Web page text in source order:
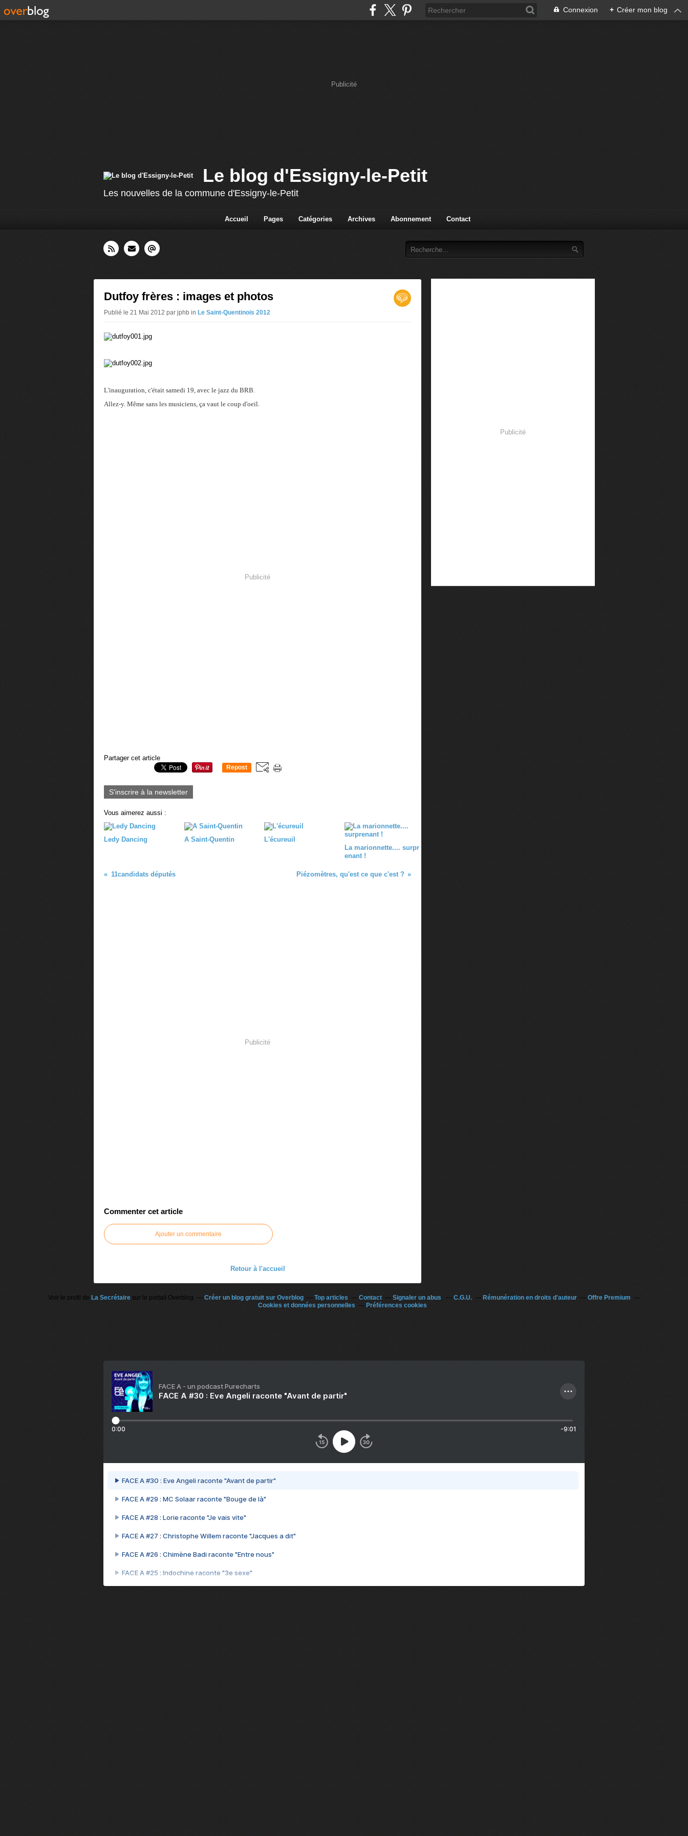
Connexion + Créer mon blog
Publicité
Le blog d'Essigny-le-Petit
Les nouvelles de la commune d'Essigny-le-Petit
Accueil Pages Catégories Archives Abonnement Contact
Dutfoy frères : images et photos
Publié le 21 Mai 2012 par jphb in Le Saint-Quentinois 2012
L'inauguration, c'était samedi 19, avec le jazz du BRB.
Allez-y. Même sans les musiciens, ça vaut le coup d'oeil.
Publicité
Partager cet article
Repost
S'inscrire à la newsletter
Vous aimerez aussi :
Ledy Dancing A Saint-Quentin
L'écureuil
La marionnette.... surpr
enant !
11candidats députés Piézomètres, qu'est ce que c'est ?
Publicité
Commenter cet article
Ajouter un commentaire
Retour à l'accueil
Publicité
Voir le profil de La Secrétaire sur le portail Overblog Créer un blog gratuit sur Overblog Top articles Contact Signaler un abus C.G.U. Rémunération en droits d'auteur
Offre Premium
Cookies et données personnelles
Préférences cookies
FACE A - un podcast Purecharts
FACE A #30 : Eve Angeli raconte "Avant de partir"
0:00 -9:01
FACE A #30 : Eve Angeli raconte "Avant de partir"
FACE A #29 : MC Solaar raconte "Bouge de là"
FACE A #28 : Lorie raconte "Je vais vite"
FACE A #27 : Christophe Willem raconte "Jacques a dit"
FACE A #26 : Chimène Badi raconte "Entre nous"
FACE A #25 : Indochine raconte "3e sexe"